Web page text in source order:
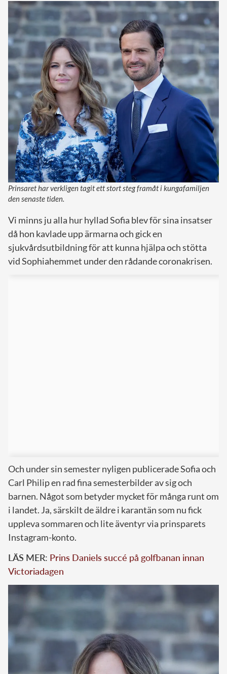
Prinsaret har verkligen tagit ett stort steg framåt i kungafamiljen
den senaste tiden.
Vi minns ju alla hur hyllad Sofia blev för sina insatser
då hon kavlade upp ärmarna och gick en
sjukvårdsutbildning för att kunna hjälpa och stötta
vid Sophiahemmet under den rådande coronakrisen.
Och under sin semester nyligen publicerade Sofia och
Carl Philip en rad fina semesterbilder av sig och
barnen. Något som betyder mycket för många runt om
i landet. Ja, särskilt de äldre i karantän som nu fick
uppleva sommaren och lite äventyr via prinsparets
Instagram-konto.
LÄS MER: Prins Daniels succé på golfbanan innan
Victoriadagen